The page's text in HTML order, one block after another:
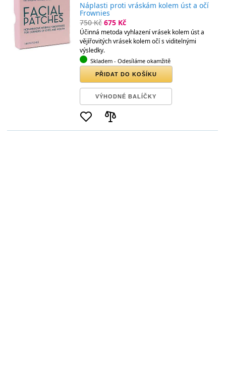
Náplasti proti vráskám kolem úst a očí
Frownies
750 Kč 675 Kč
Účinná metoda vyhlazení vrásek kolem úst a
vějířovitých vrásek kolem očí s viditelnými
výsledky.
Skladem - Odesíláme okamžitě
PŘIDAT DO KOŠÍKU
VÝHODNÉ BALÍČKY